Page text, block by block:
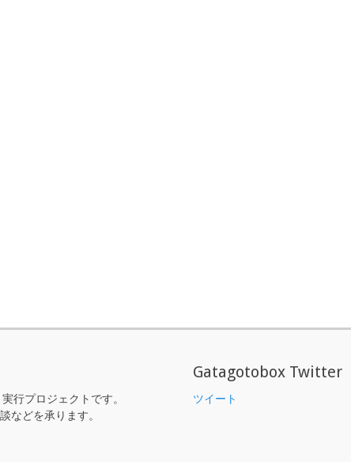
行プロジェクトです。
などを承ります。
Gatagotobox Twitter
ツイート